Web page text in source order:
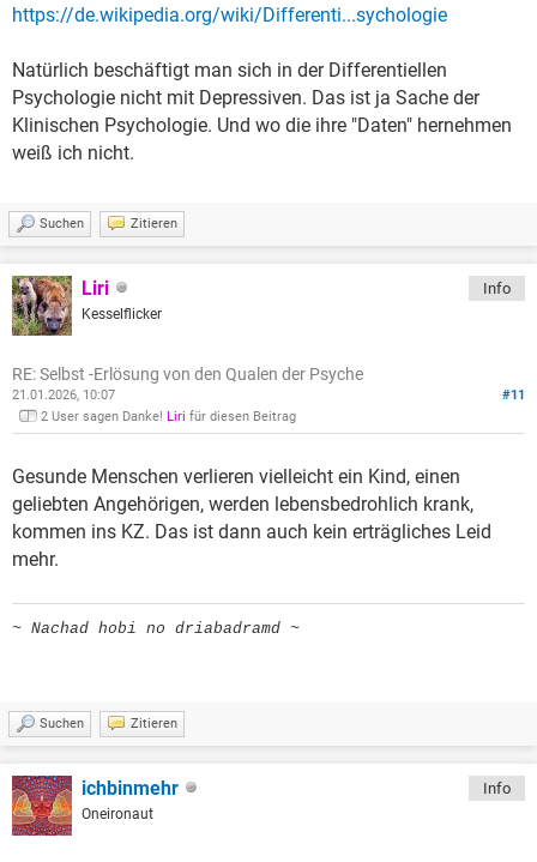
https://de.wikipedia.org/wiki/Differenti...sychologie
Natürlich beschäftigt man sich in der Differentiellen
Psychologie nicht mit Depressiven. Das ist ja Sache der
Klinischen Psychologie. Und wo die ihre "Daten" hernehmen
weiß ich nicht.
Suchen Zitieren
Liri
Kesselflicker
Info
RE: Selbst -Erlösung von den Qualen der Psyche
#11
21.01.2026, 10:07
2 User sagen Danke! Liri für diesen Beitrag
Gesunde Menschen verlieren vielleicht ein Kind, einen
geliebten Angehörigen, werden lebensbedrohlich krank,
kommen ins KZ. Das ist dann auch kein erträgliches Leid
mehr.
~ Nachad hobi no driabadramd ~
Suchen Zitieren
ichbinmehr
Oneironaut
Info